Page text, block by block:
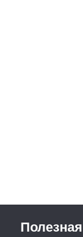
Полезная